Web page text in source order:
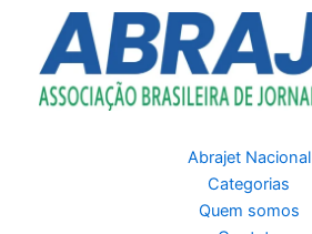
Abrajet Nacional
Categorias
Quem somos